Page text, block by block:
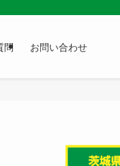
問 お問い合わせ